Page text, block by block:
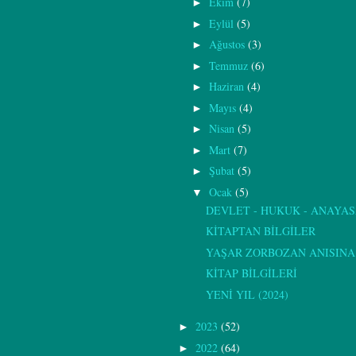
►
► Eylül (5)
► Ağustos (3)
► Temmuz (6)
► Haziran (4)
► Mayıs (4)
► Nisan (5)
► Mart (7)
► Şubat (5)
▼ Ocak (5)
DEVLET - HUKUK -
KİTAPTAN BİLGİLER
YAŞAR ZORBOZAN ANISINA
KİTAP BİLGİLERİ
YENİ YIL (2024)
► 2023 (52)
► 2022 (64)